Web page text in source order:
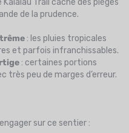
Trail cache des pièges
de la prudence.
: les pluies tropicales
et parfois infranchissables.
: certaines portions
très peu de marges d’erreur.
sur ce sentier :